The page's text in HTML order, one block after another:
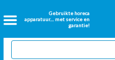
Gebruikte horeca
apparatuur.... met service en
garantie!
Home
2dehands Horeca